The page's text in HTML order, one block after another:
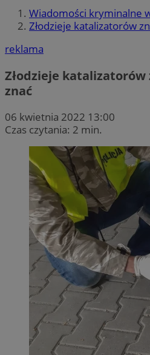
Wiadomości kryminalne
Złodzieje katalizatorów
reklama
Złodzieje katalizatorów
znać
06 kwietnia 2022 13:00
Czas czytania: 2 min.